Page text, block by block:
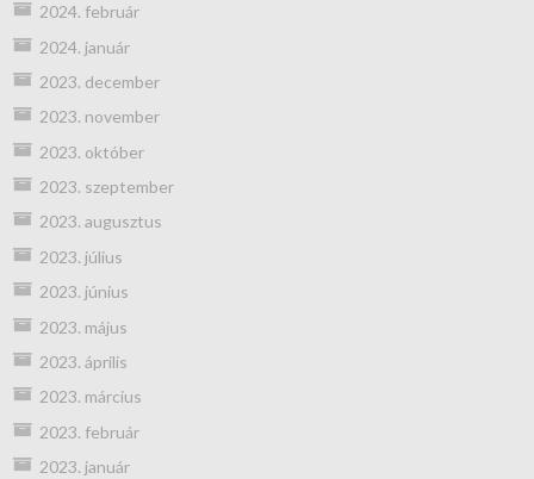
2024. február
2024. január
2023. december
2023. november
2023. október
2023. szeptember
2023. augusztus
2023. július
2023. június
2023. május
2023. április
2023. március
2023. február
2023. január